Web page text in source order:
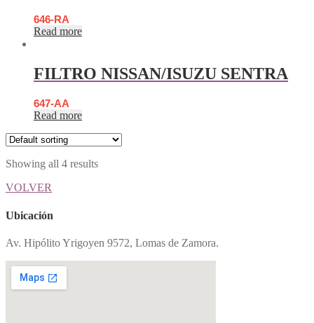
646-RA
Read more
FILTRO NISSAN/ISUZU SENTRA
647-AA
Read more
Showing all 4 results
VOLVER
Ubicación
Av. Hipólito Yrigoyen 9572, Lomas de Zamora.